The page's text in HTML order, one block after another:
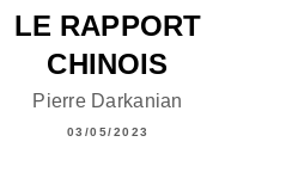
LE RAPPORT
CHINOIS
Pierre Darkanian
03/05/2023